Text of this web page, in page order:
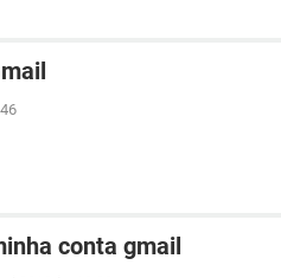
conta gmail